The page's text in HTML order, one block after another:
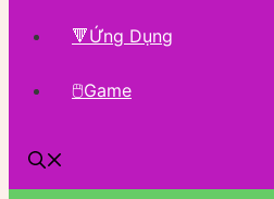
🔻Ứng Dụng
🖱Game